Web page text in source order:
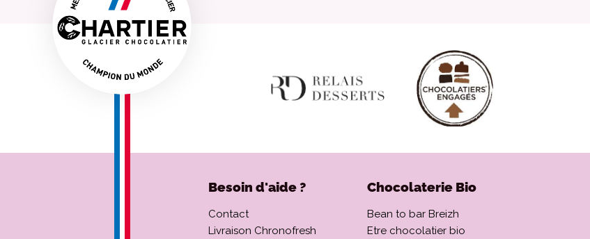
Besoin d'aide ?
Contact
Livraison Chronofresh
Chocolaterie Bio
Bean to bar Breizh
Etre chocolatier bio